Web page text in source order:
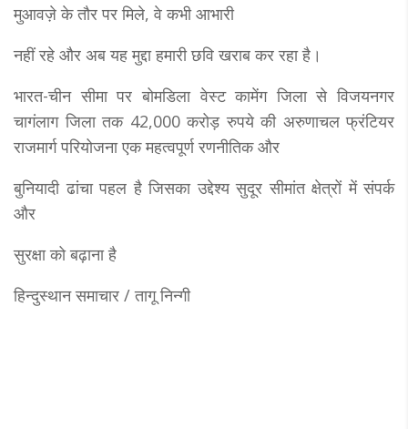
मुआवज़े के तौर पर मिले, वे कभी आभारी
नहीं रहे और अब यह मुद्दा हमारी छवि खराब कर रहा है।
भारत-चीन सीमा पर बोमडिला वेस्ट कामेंग जिला से विजयनगर
चागंलाग जिला तक 42,000 करोड़ रुपये की अरुणाचल फ्रंटियर
राजमार्ग परियोजना एक महत्वपूर्ण रणनीतिक और
बुनियादी ढांचा पहल है जिसका उद्देश्य सुदूर सीमांत क्षेत्रों में संपर्क
और
सुरक्षा को बढ़ाना है
हिन्दुस्थान समाचार / तागू निन्गी